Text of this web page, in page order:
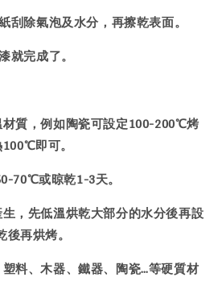
刮除氣泡及水分，再擦乾表面。
就完成了。
質，例如陶瓷可設定100-200℃烤
即可。
70℃或晾乾1-3天。
，先低溫烘乾大部分的水分後再設
再烘烤。
料、木器、鐵器、陶瓷…等硬質材